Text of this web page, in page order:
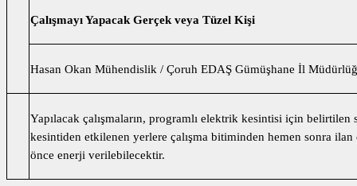
Çalışmayı Yapacak Gerçek veya Tüzel Kişi
Hasan Okan Mühendislik / Çoruh EDAŞ Gümüşhane İl
Yapılacak çalışmaların, programlı elektrik kesintisi için belirtilen
kesintiden etkilenen yerlere çalışma bitiminden hemen sonra
önce enerji verilebilecektir.